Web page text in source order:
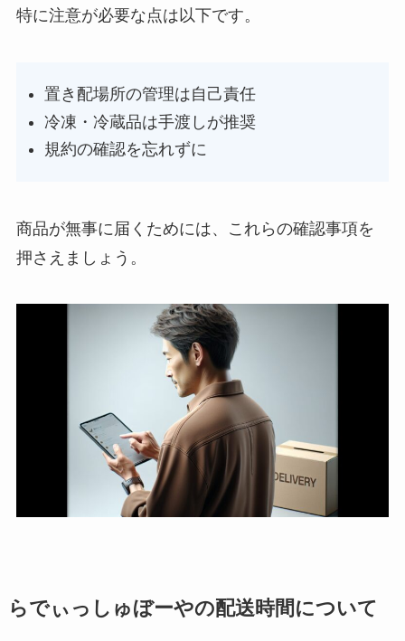
特に注意が必要な点は以下です。
置き配場所の管理は自己責任
冷凍・冷蔵品は手渡しが推奨
規約の確認を忘れずに
商品が無事に届くためには、これらの確認事項を
押さえましょう。
らでぃっしゅぼーやの配送時間について